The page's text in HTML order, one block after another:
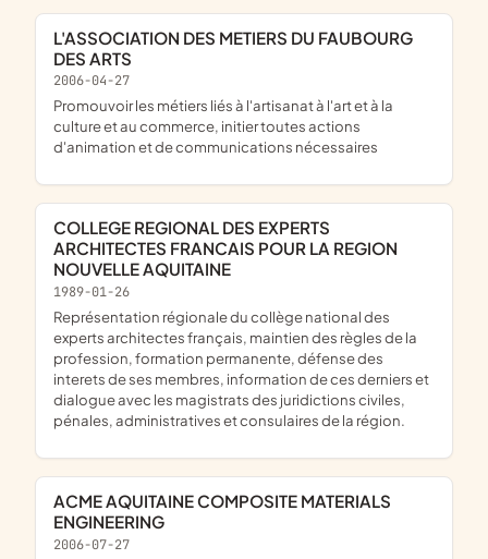
L'ASSOCIATION DES METIERS DU FAUBOURG
DES ARTS
2006-04-27
promouvoir les métiers liés à l'artisanat à l'art et à la
culture et au commerce, initier toutes actions
d'animation et de communications nécessaires
COLLEGE REGIONAL DES EXPERTS
ARCHITECTES FRANCAIS POUR LA REGION
NOUVELLE AQUITAINE
1989-01-26
Représentation régionale du collège national des
experts architectes français, maintien des règles de la
profession, formation permanente, défense des
interets de ses membres, information de ces derniers et
dialogue avec les magistrats des juridictions civiles,
pénales, administratives et consulaires de la région.
ACME AQUITAINE COMPOSITE MATERIALS
ENGINEERING
2006-07-27